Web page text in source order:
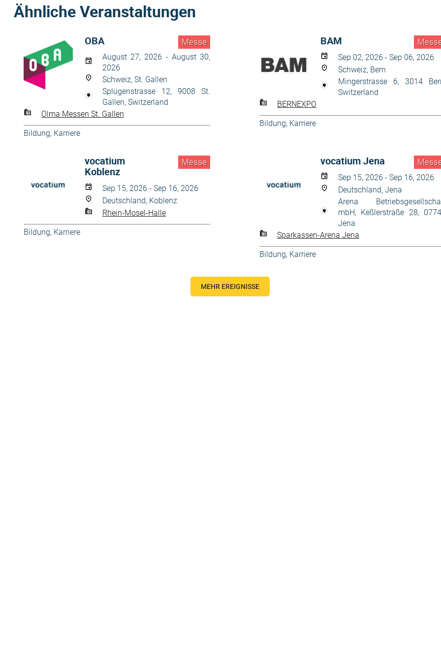
Ähnliche Veranstaltungen
Messe
OBA
August 27, 2026 - August 30,
2026
Schweiz, St. Gallen
Splügenstrasse 12, 9008 St.
Gallen, Switzerland
Olma Messen St. Gallen
Bildung, Karriere
BAM
Sep 02, 2026 - Sep 06, 2026
Schweiz, Bern
Mingerstrasse 6, 3014
Switzerland
BERNEXPO
Bildung, Karriere
Messe
vocatium
Koblenz
Sep 15, 2026 - Sep 16, 2026
Deutschland, Koblenz
Rhein-Mosel-Halle
Bildung, Karriere
vocatium Jena
Sep 15, 2026 - Sep 16, 2026
Deutschland, Jena
Arena
mbH, Keßlerstraße 28,
Jena
Sparkassen-Arena Jena
Bildung, Karriere
MEHR EREIGNISSE